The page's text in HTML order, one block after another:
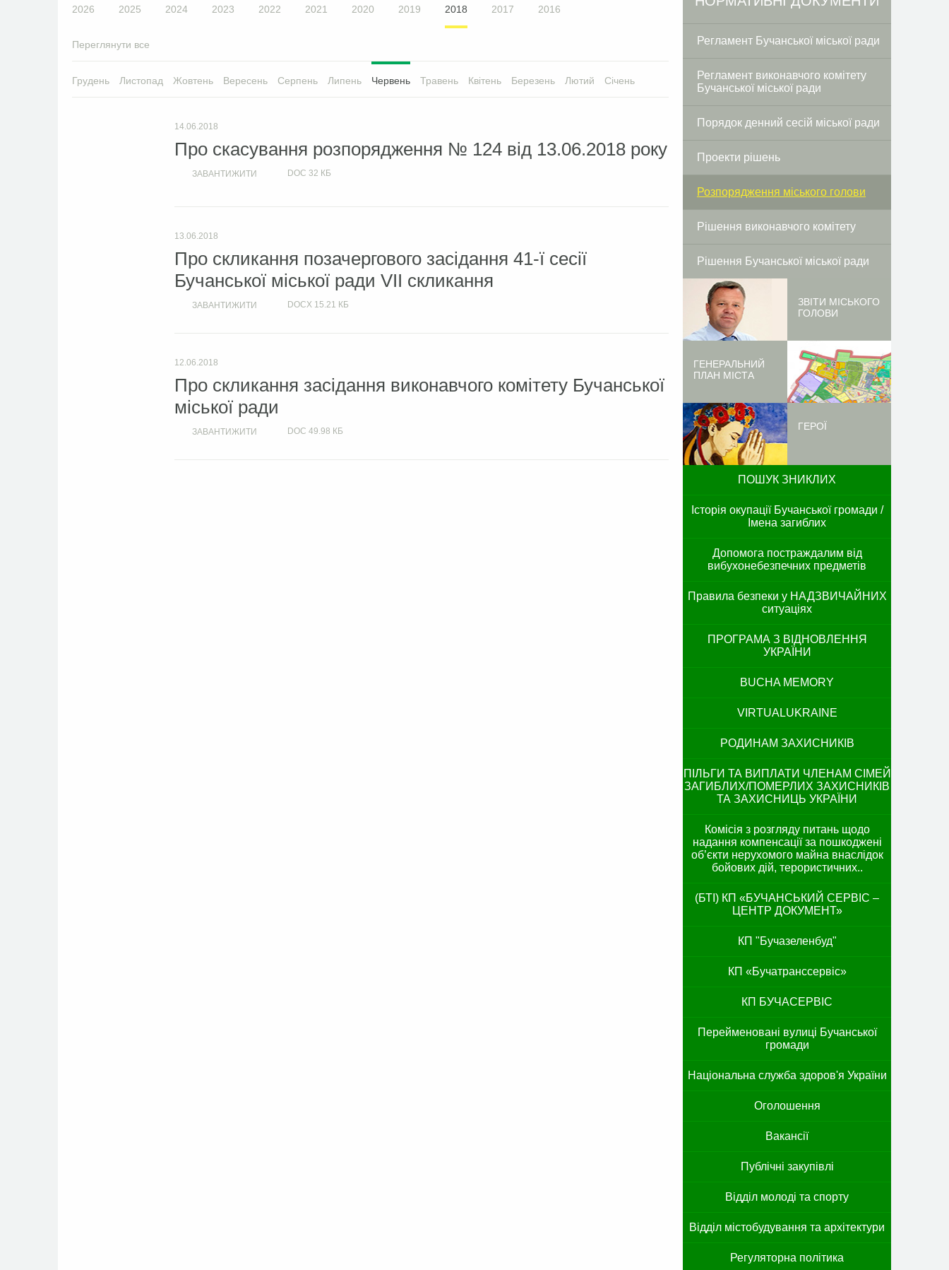
2026 2025 2024 2023 2022 2021 2020 2019 2018 2017 2016
Переглянути все
Грудень Листопад Жовтень Вересень Серпень Липень Червень Травень Квітень Березень Лютий Січень
14.06.2018
Про скасування розпорядження № 124 від 13.06.2018 року
ЗАВАНТИЖИТИ DOC 32 КБ
13.06.2018
Про скликання позачергового засідання 41-ї сесії
Бучанської міської ради VII скликання
ЗАВАНТИЖИТИ DOCX 15.21 КБ
12.06.2018
Про скликання засідання виконавчого комітету Бучанської
міської ради
ЗАВАНТИЖИТИ DOC 49.98 КБ
Регламент Бучанської міської ради
Регламент виконавчого комітету
Бучанської міської ради
Порядок денний сесій міської ради
Проекти рішень
Розпорядження міського голови
Рішення виконавчого комітету
Рішення Бучанської міської ради
ЗВІТИ МІСЬКОГО
ГОЛОВИ
ГЕНЕРАЛЬНИЙ
ПЛАН МІСТА
ГЕРОЇ
ПОШУК ЗНИКЛИХ
Історія окупації Бучанської громади /
Імена загиблих
Допомога постраждалим від
вибухонебезпечних предметів
Правила безпеки у НАДЗВИЧАЙНИХ
ситуаціях
ПРОГРАМА З ВІДНОВЛЕННЯ
УКРАЇНИ
BUCHA MEMORY
VIRTUALUKRAINE
РОДИНАМ ЗАХИСНИКІВ
ПІЛЬГИ ТА ВИПЛАТИ ЧЛЕНАМ СІМЕЙ
ЗАГИБЛИХ/ПОМЕРЛИХ ЗАХИСНИКІВ
ТА ЗАХИСНИЦЬ УКРАЇНИ
Комісія з розгляду питань щодо
надання компенсації за пошкоджені
об’єкти нерухомого майна внаслідок
бойових дій, терористичних..
(БТІ) КП «БУЧАНСЬКИЙ СЕРВІС –
ЦЕНТР ДОКУМЕНТ»
КП "Бучазеленбуд"
КП «Бучатранссервіс»
КП БУЧАСЕРВІС
Перейменовані вулиці Бучанської
громади
Національна служба здоров'я України
Оголошення
Вакансії
Публічні закупівлі
Відділ молоді та спорту
Відділ містобудування та архітектури
Регуляторна політика